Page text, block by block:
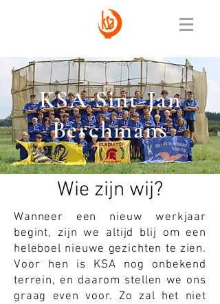
KSA Sint-Jan
Berchmans
Wie zijn wij?
Wanneer een nieuw werkjaar
begint, zijn we altijd blij om een
heleboel nieuwe gezichten te zien.
Voor hen is KSA nog onbekend
terrein, en daarom stellen we ons
graag even voor. Zo zal het niet